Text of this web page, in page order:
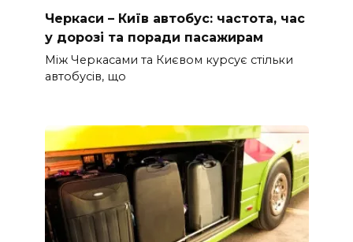
Черкаси – Київ автобус: частота, час
у дорозі та поради пасажирам
Між Черкасами та Києвом курсує стільки
автобусів, що